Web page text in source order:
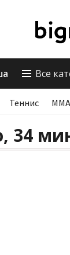
Все
Теннис ММА
34